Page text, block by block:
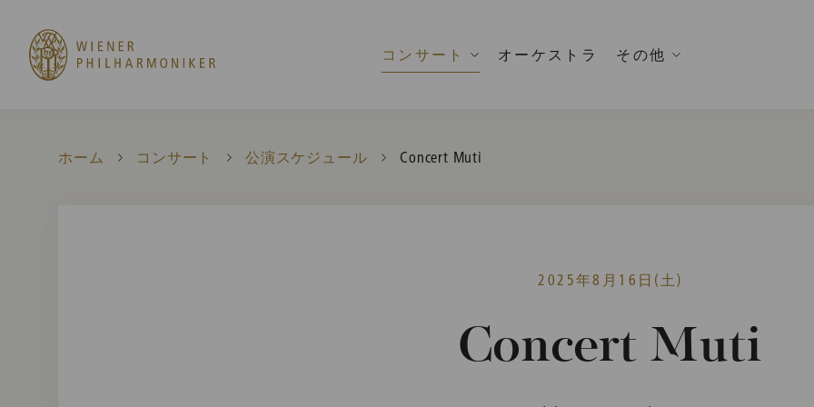
コンサート オーケストラ その他
ホーム コンサート 公演スケジュール Current:
Concert Muti
2025年8月16日(土)
Concert Muti